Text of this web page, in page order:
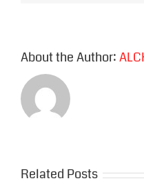
About the Author:
Related Posts